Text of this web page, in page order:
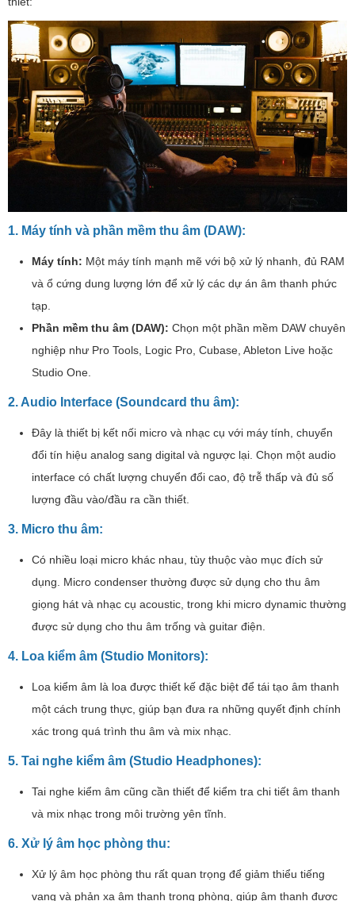
1. Máy tính và phần mềm thu âm (DAW):
Máy tính: Một máy tính mạnh mẽ với bộ xử lý nhanh, đủ RAM
và ổ cứng dung lượng lớn để xử lý các dự án âm thanh phức
tạp.
Phần mềm thu âm (DAW): Chọn một phần mềm DAW chuyên
nghiệp như Pro Tools, Logic Pro, Cubase, Ableton Live hoặc
Studio One.
2. Audio Interface (Soundcard thu âm):
Đây là thiết bị kết nối micro và nhạc cụ với máy tính, chuyển
đổi tín hiệu analog sang digital và ngược lại. Chọn một audio
interface có chất lượng chuyển đổi cao, độ trễ thấp và đủ số
lượng đầu vào/đầu ra cần thiết.
3. Micro thu âm:
Có nhiều loại micro khác nhau, tùy thuộc vào mục đích sử
dụng. Micro condenser thường được sử dụng cho thu âm
giọng hát và nhạc cụ acoustic, trong khi micro dynamic thường
được sử dụng cho thu âm trống và guitar điện.
4. Loa kiểm âm (Studio Monitors):
Loa kiểm âm là loa được thiết kế đặc biệt để tái tạo âm thanh
một cách trung thực, giúp bạn đưa ra những quyết định chính
xác trong quá trình thu âm và mix nhạc.
5. Tai nghe kiểm âm (Studio Headphones):
Tai nghe kiểm âm cũng cần thiết để kiểm tra chi tiết âm thanh
và mix nhạc trong môi trường yên tĩnh.
6. Xử lý âm học phòng thu:
Xử lý âm học phòng thu rất quan trọng để giảm thiểu tiếng
vang và phản xạ âm thanh trong phòng, giúp âm thanh được